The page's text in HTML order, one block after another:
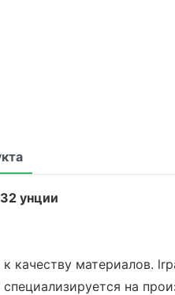
унции
качеству материалов.
на